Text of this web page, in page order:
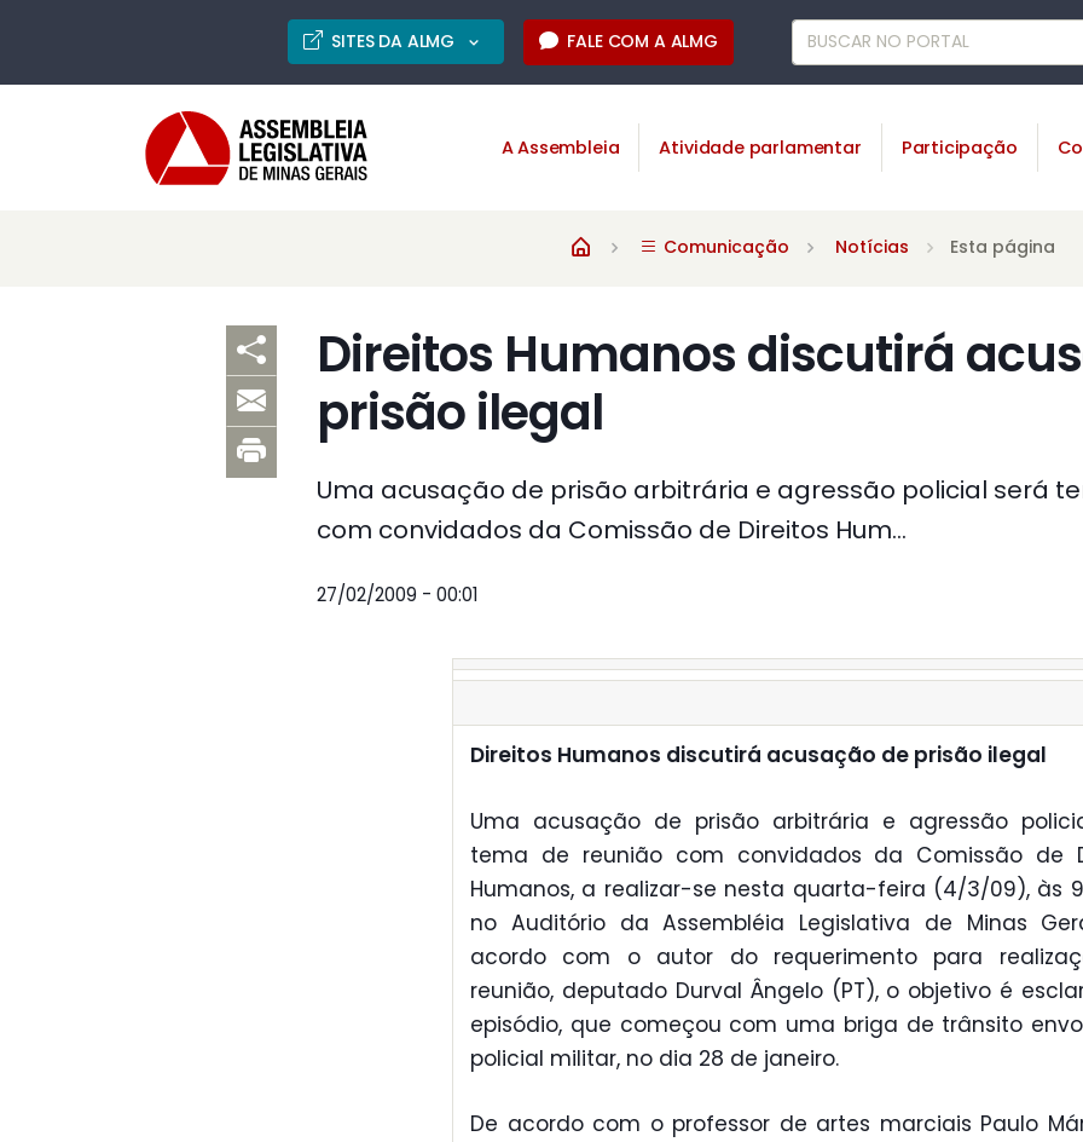
SITES DA ALMG FALE COM A ALMG
A Assembleia Atividade parlamentar Participação
Comunicação Notícias Esta página
Direitos Humanos discutirá
prisão ilegal
Uma acusação de prisão arbitrária e agressão policial será
com convidados da Comissão de Direitos Hum...
27/02/2009 - 00:01
Direitos Humanos discutirá acusação de prisão ilegal
Uma acusação de prisão arbitrária e agressão
tema de reunião com convidados da Comissão de
Humanos, a realizar-se nesta quarta-feira (4/3/09), às
no Auditório da Assembléia Legislativa de Minas
acordo com o autor do requerimento para
reunião, deputado Durval Ângelo (PT), o objetivo é
episódio, que começou com uma briga de trânsito
policial militar, no dia 28 de janeiro.
De acordo com o professor de artes marciais Paulo